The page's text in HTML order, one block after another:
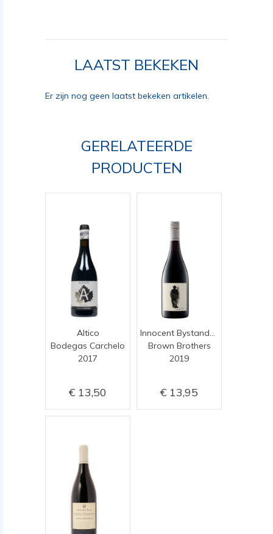
LAATST BEKEKEN
Er zijn nog geen laatst bekeken artikelen.
GERELATEERDE
PRODUCTEN
Altico
Bodegas Carchelo
2017
13,50
Brown Brothers
2019
13,95